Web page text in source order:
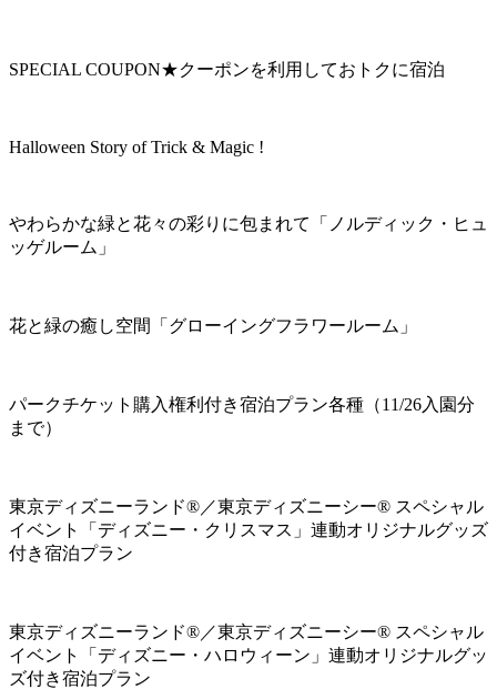
SPECIAL COUPON★クーポンを利用しておトクに宿泊
Halloween Story of Trick & Magic !
やわらかな緑と花々の彩りに包まれて「ノルディック・ヒュ
ッゲルーム」
花と緑の癒し空間「グローイングフラワールーム」
パークチケット購入権利付き宿泊プラン各種（11/26入園分
まで）
東京ディズニーランド®／東京ディズニーシー® スペシャル
イベント「ディズニー・クリスマス」連動オリジナルグッズ
付き宿泊プラン
東京ディズニーランド®／東京ディズニーシー® スペシャル
イベント「ディズニー・ハロウィーン」連動オリジナルグッ
ズ付き宿泊プラン